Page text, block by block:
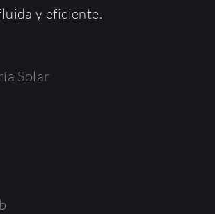
y eficiente.
Solar